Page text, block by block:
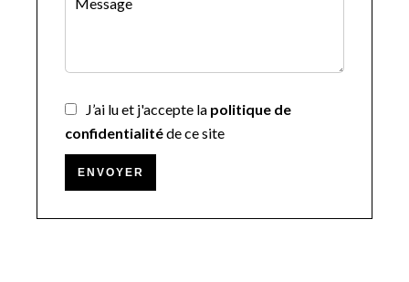
J’ai lu et j'accepte la politique de
confidentialitéde ce site
ENVOYER